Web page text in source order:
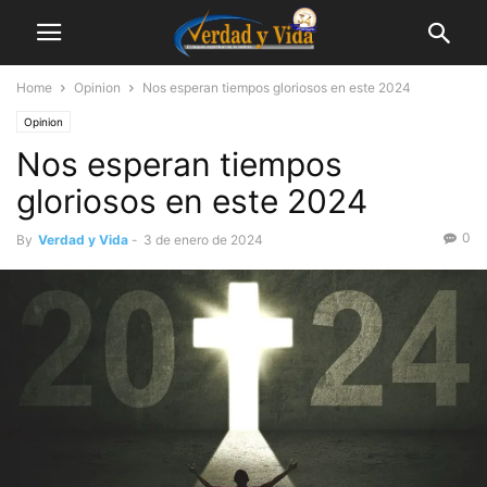
Home Opinion Nos esperan tiempos gloriosos en este 2024
Opinion
Nos esperan tiempos
gloriosos en este 2024
By Verdad y Vida - 3 de enero de 2024 0